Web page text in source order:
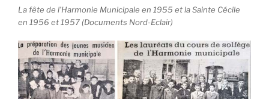
La fête de l’Harmonie Municipale en 1955 et la Sainte Cécile
en 1956 et 1957 (Documents Nord-Eclair)